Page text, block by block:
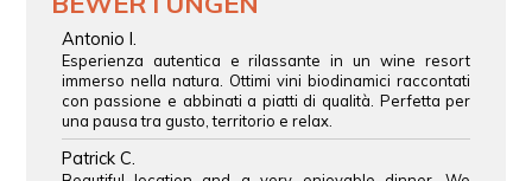
Antonio I.
Esperienza autentica e rilassante in un wine resort
immerso nella natura. Ottimi vini biodinamici raccontati
con passione e abbinati a piatti di qualità. Perfetta per
una pausa tra gusto, territorio e relax.
Patrick C.